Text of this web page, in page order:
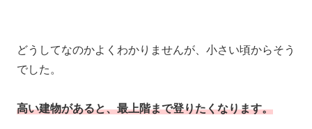
どうしてなのかよくわかりませんが、小さい頃からそう
でした。
高い建物があると、最上階まで登りたくなります。